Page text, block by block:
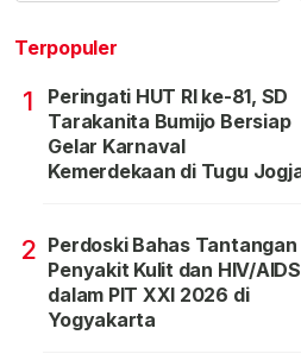
Terpopuler
1
Peringati HUT RI ke-81, SD
Tarakanita Bumijo Bersiap
Gelar Karnaval
Kemerdekaan di Tugu
2 Perdoski Bahas Tantangan
Penyakit Kulit dan HIV/AIDS
dalam PIT XXI 2026 di
Yogyakarta